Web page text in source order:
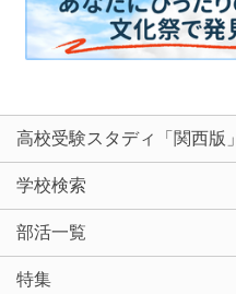
高校受験スタディ「関西版」
学校検索
部活一覧
特集